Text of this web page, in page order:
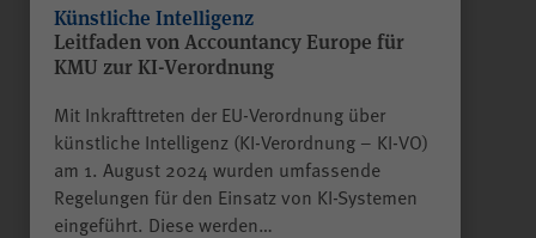
Künstliche Intelligenz
Leitfaden von Accountancy Europe für
KMU zur KI-Verordnung
Mit Inkrafttreten der EU-Verordnung über
künstliche Intelligenz (KI-Verordnung – KI-VO)
am 1. August 2024 wurden umfassende
Regelungen für den Einsatz von KI-Systemen
eingeführt. Diese werden…